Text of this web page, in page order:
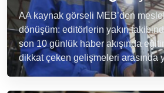
AA kaynak görseli MEB’den
dönüşüm: editörlerin yakın
son 10 günlük haber akışında
dikkat çeken gelişmeleri arasında